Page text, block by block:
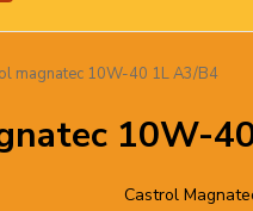
magnatec 10W-40 1L A3/B4
10W-
Castrol